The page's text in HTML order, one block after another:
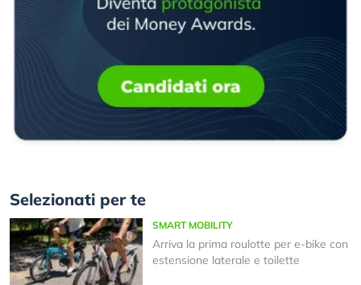
Selezionati per te
SMART MOBILITY
Arriva la prima roulotte per e-bike con
estensione laterale e toilette